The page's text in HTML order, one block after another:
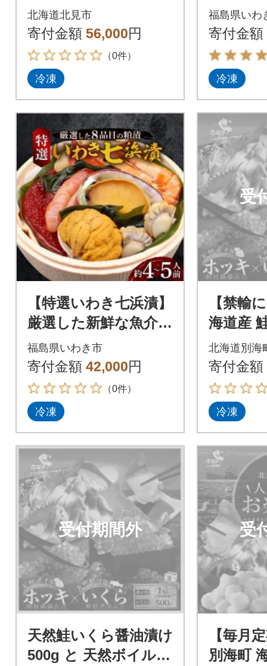
ガニ、ウニ、いく
ら、ホタテ、エビ、
ホッキ】北見市加工
北海道北見市
寄付金額 56,000円
（0件）
冷凍
10品目
5人前
福島県いわ
寄付金額
冷凍
【特選いわき七浜漬】
厳選した新鮮な魚介
8品目の粕漬/約4～5人
前
福島県いわき市
寄付金額 42,000円
（0件）
冷凍
受
【禁輸
海道産
漬け
貝 1kg
鮮
北海道別海
寄付金額
冷凍
受付期間外
天然鮭いくら醤油漬け
500g と 天然ボイルホ
受
【毎月
別海町